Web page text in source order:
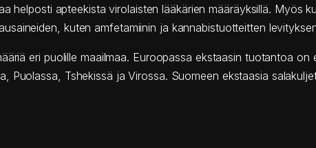
helposti apteekista virolaisten lääkärien määräyksillä. Myös
kuten amfetamiinin ja kannabistuotteitten
eri puolille maailmaa. Euroopassa ekstaasin tuotantoa on
Puolassa, Tshekissä ja Virossa. Suomeen ekstaasia